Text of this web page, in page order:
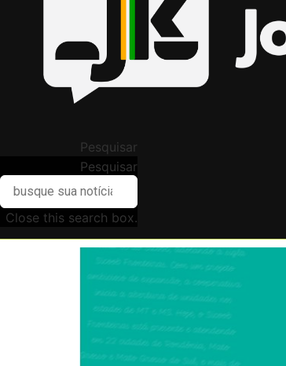
Pesquisar
Pesquisar
Close this search box.